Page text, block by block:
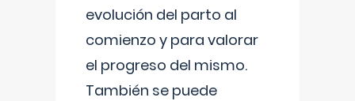
evolución del parto al
comienzo y para valorar
el progreso del mismo.
También se puede